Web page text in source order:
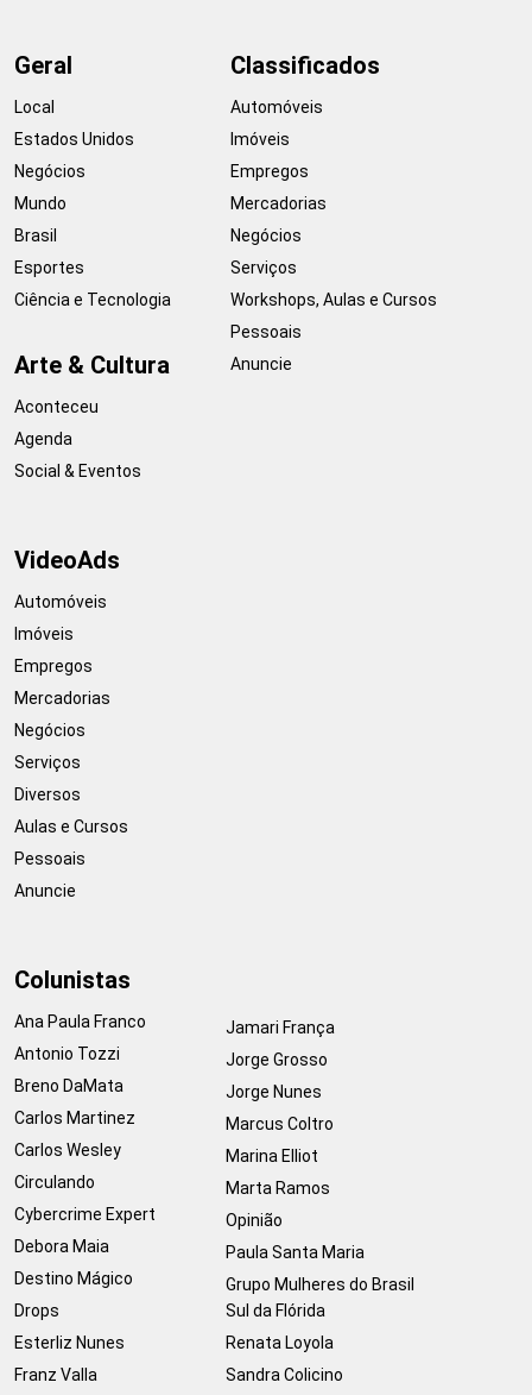
Geral
Local
Estados Unidos
Negócios
Mundo
Brasil
Esportes
Ciência e Tecnologia
Arte & Cultura
Aconteceu
Agenda
Social & Eventos
Classificados
Automóveis
Imóveis
Empregos
Mercadorias
Negócios
Serviços
Workshops, Aulas e Cursos
Pessoais
Anuncie
VideoAds
Automóveis
Imóveis
Empregos
Mercadorias
Negócios
Serviços
Diversos
Aulas e Cursos
Pessoais
Anuncie
Colunistas
Ana Paula Franco
Antonio Tozzi
Breno DaMata
Carlos Martinez
Carlos Wesley
Circulando
Cybercrime Expert
Debora Maia
Destino Mágico
Drops
Esterliz Nunes
Franz Valla
Jamari França
Jorge Grosso
Jorge Nunes
Marcus Coltro
Marina Elliot
Marta Ramos
Opinião
Paula Santa Maria
Grupo Mulheres do Brasil
Sul da Flórida
Renata Loyola
Sandra Colicino